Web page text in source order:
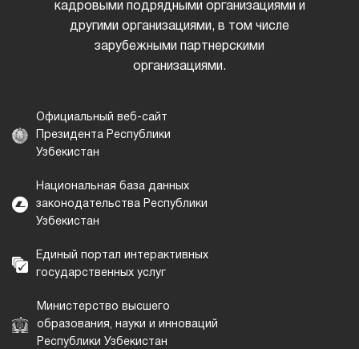
кадровыми подрядными организациями и
другими организациями, в том числе
зарубежными партнерскими
организациями.
Официальный веб-сайт
Президента Республики
Узбекистан
Национальная база данных
законодательства Республики
Узбекистан
Единый портал интерактивных
государственных услуг
Министерство высшего
образования, науки и инноваций
Республики Узбекистан